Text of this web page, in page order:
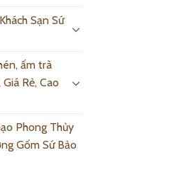
Sạn Sứ
ấm trà
Rẻ, Cao
Phong Thủy
Gốm Sứ Bảo